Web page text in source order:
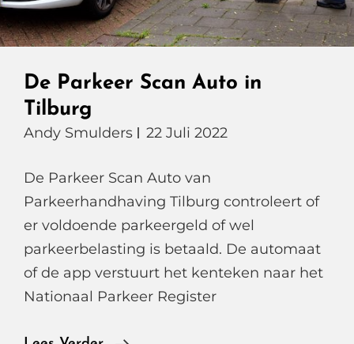
De Parkeer Scan Auto in
Tilburg
Andy Smulders 22 Juli 2022
De Parkeer Scan Auto van
Parkeerhandhaving Tilburg controleert of
er voldoende parkeergeld of wel
parkeerbelasting is betaald. De automaat
of de app verstuurt het kenteken naar het
Nationaal Parkeer Register